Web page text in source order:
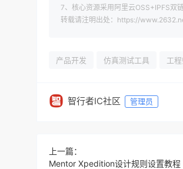
7、核心资源采用阿里云OSS+IPFS双
转载请注明出处：https://
产品开发 仿真测试工具 工
智行者IC社区 管理员
上一篇：
Mentor Xpedition设计规则设置教程